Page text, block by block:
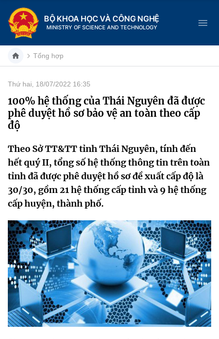
BỘ KHOA HỌC VÀ CÔNG NGHỆ
MINISTRY OF SCIENCE AND TECHNOLOGY
Danh mục
Trang chủ
Chức năng nhiệm vụ
Cơ cấu tổ chức
Lịch sử phát triển
Sở Khoa học và Công nghệ
Tin tức sự kiện
Khoa học và Công nghệ
Đổi mới sáng tạo
Chuyển đổi số
Bưu chính, Viễn thông
Sở hữu trí tuệ
Tiêu chuẩn, đo lường, chất lượng
Năng lượng nguyên tử
Dịch vụ công
Hệ thống văn bản
Văn bản QPPL
Văn bản chỉ đạo điều hành
Lấy ý kiến người dân về dự thảo VBQPPL
MST IOFFICE
THỐNG KÊ
Khoa học và Công nghệ
Đổi mới sáng tạo
Chuyển đổi số
Multimedia
THƯ ĐIỆN TỬ
Khác
Tổng hợp
Thứ hai, 18/07/2022 16:35
100% hệ thống của Thái Nguyên đã được
phê duyệt hồ sơ bảo vệ an toàn theo cấp
độ
Theo Sở TT&TT tỉnh Thái Nguyên, tính đến
hết quý II, tổng số hệ thống thông tin trên toàn
tỉnh đã được phê duyệt hồ sơ đề xuất cấp độ là
30/30, gồm 21 hệ thống cấp tỉnh và 9 hệ thống
cấp huyện, thành phố.